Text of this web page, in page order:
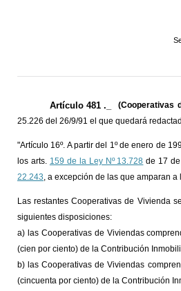
Artículo 481 ._
(Cooperativas
25.226 del 26/9/91 el que quedará
"Artículo 16º. A partir del 1º de enero de
los arts. 159 de la Ley Nº 13.728 de 17
22.243, a excepción de las que amparan
Las restantes Cooperativas de Vivienda
siguientes disposiciones:
a) las Cooperativas de Viviendas
(cien por ciento) de la Contribución
b) las Cooperativas de Viviendas
(cincuenta por ciento) de la Contribución